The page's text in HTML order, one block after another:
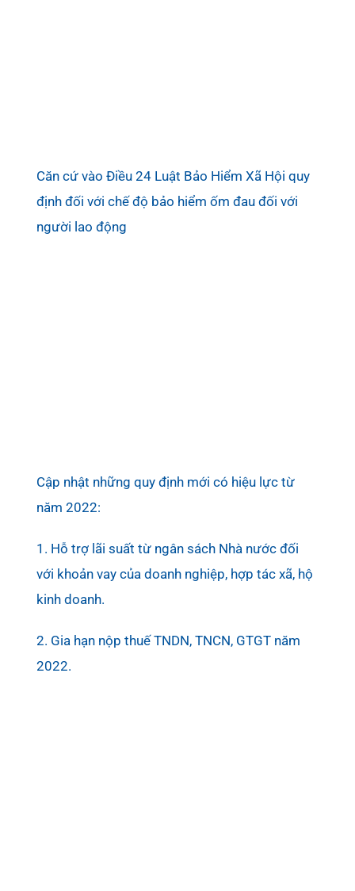
Căn cứ vào Điều 24 Luật Bảo Hiểm Xã Hội quy
định đối với chế độ bảo hiểm ốm đau đối với
người lao động
Cập nhật những quy định mới có hiệu lực từ
năm 2022:
1. Hỗ trợ lãi suất từ ngân sách Nhà nước đối
với khoản vay của doanh nghiệp, hợp tác xã, hộ
kinh doanh.
2. Gia hạn nộp thuế TNDN, TNCN, GTGT năm
2022.